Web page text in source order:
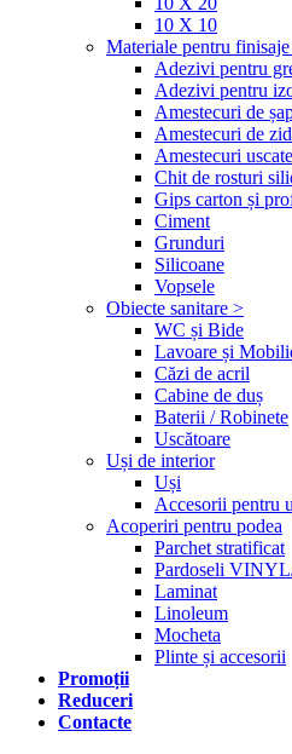
10 X 10
Materiale pentru
Adezivi pentru
Adezivi pentru
Amestecuri de
Amestecuri de
Amestecuri
Chit de rosturi
Gips carton și
Ciment
Grunduri
Silicoane
Vopsele
Obiecte sanitare >
WC și Bide
Lavoare și
Căzi de acril
Cabine de duș
Baterii / Robinete
Uscătoare
Uși de interior
Uși
Accesorii pentru
Acoperiri pentru podea
Parchet stratificat
Pardoseli
Laminat
Linoleum
Mocheta
Plinte și accesorii
Promoții
Reduceri
Contacte